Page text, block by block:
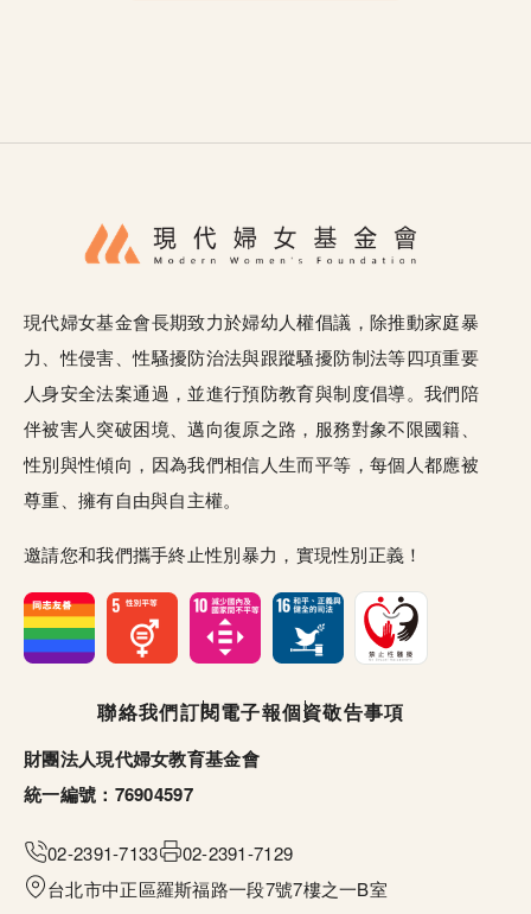
現代婦女基金會長期致力於婦幼人權倡議，除推動家庭暴
力、性侵害、性騷擾防治法與跟蹤騷擾防制法等四項重要
人身安全法案通過，並進行預防教育與制度倡導。我們陪
伴被害人突破困境、邁向復原之路，服務對象不限國籍、
性別與性傾向，因為我們相信人生而平等，每個人都應被
尊重、擁有自由與自主權。
邀請您和我們攜手終止性別暴力，實現性別正義！
聯絡我們訂閱電子報個資敬告事項
財團法人現代婦女教育基金會
統一編號：76904597
02-2391-7133
02-2391-7129
台北市中正區羅斯福路一段7號7樓之一B室